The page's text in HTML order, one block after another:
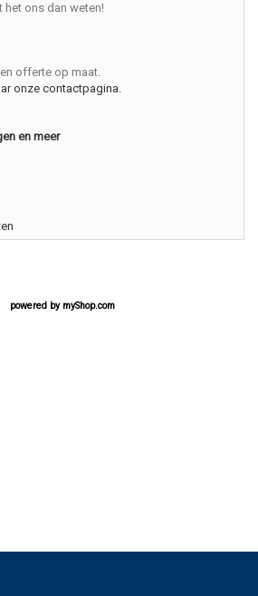
het ons dan weten!
offerte op maat.
onze contactpagina.
en meer
powered by myShop.com